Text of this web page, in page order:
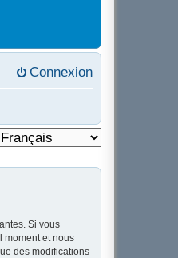
Connexion
Si vous
moment et nous
des modifications